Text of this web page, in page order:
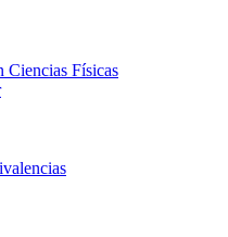
Ciencias Físicas